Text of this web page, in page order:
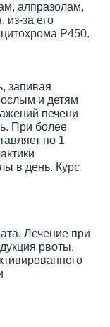
алпразолам,
из-за его
Р450.
запивая
и детям
печени
При более
по 1
в день. Курс
Лечение при
рвоты,